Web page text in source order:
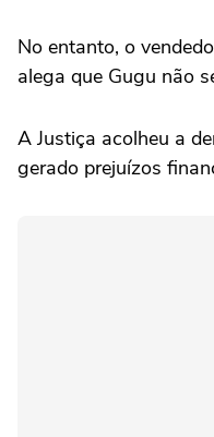
No entanto, o
alega que Gugu não
A Justiça acolheu a
gerado prejuízos